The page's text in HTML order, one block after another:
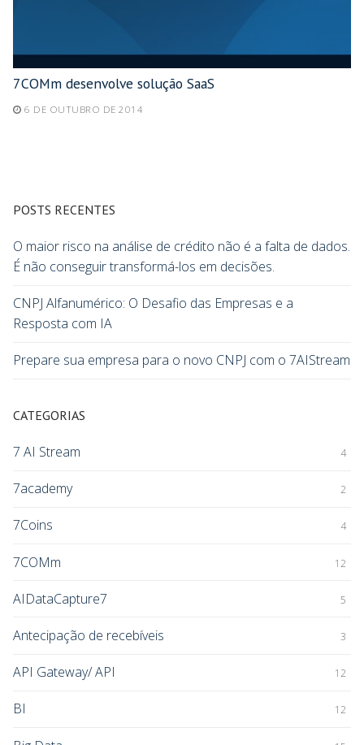
7COMm desenvolve solução SaaS
6 DE OUTUBRO DE 2014
POSTS RECENTES
O maior risco na análise de crédito não é a falta de dados.
É não conseguir transformá-los em decisões.
CNPJ Alfanumérico: O Desafio das Empresas e a
Resposta com IA
Prepare sua empresa para o novo CNPJ com o 7AIStream
CATEGORIAS
7 AI Stream 4
7academy 2
7Coins 4
7COMm 12
AIDataCapture7 5
Antecipação de recebíveis 3
API Gateway/ API 12
BI 12